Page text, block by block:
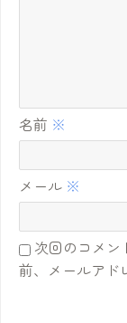
名前 ※
メール ※
次回のコメン
前、メールアド